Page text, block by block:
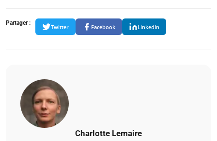
Partager :
Twitter Facebook LinkedIn
Charlotte Lemaire